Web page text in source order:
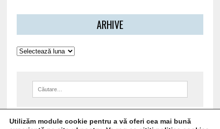
ARHIVE
Utilizăm module cookie pentru a vă oferi cea mai bună